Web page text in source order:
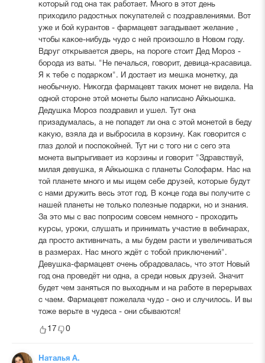
который год она так работает. Много в этот день
приходило радостных покупателей с поздравлениями. Вот
уже и бой курантов - фармацевт загадывает желание ,
чтобы какое-нибудь чудо с ней произошло в Новом году.
Вдруг открывается дверь, на пороге стоит Дед Мороз -
борода из ваты. "Не печалься, говорит, девица-красавица.
Я к тебе с подарком". И достает из мешка монетку, да
необычную. Никогда фармацевт таких монет не видела. На
одной стороне этой монеты было написано Айкьюшка.
Дедушка Мороз поздравил и ушел. Тут она
призадумалась, а не попадет ли она с этой монетой в беду
какую, взяла да и выбросила в корзину. Как говорится с
глаз долой и поспокойней. Тут ни с того ни с сего эта
монета выпрыгивает из корзины и говорит "Здравствуй,
милая девушка, я Айкьюшка с планеты Солофарм. Нас на
той планете много и мы ищем себе друзей, которые будут
с нами дружить весь этот год. В конце года вы получите с
нашей планеты не только полезные подарки, но и знания.
За это мы с вас попросим совсем немного - проходить
курсы, уроки, слушать и принимать участие в вебинарах,
да просто активничать, а мы будем расти и увеличиваться
в размерах. Нас много ждёт с тобой приключений".
Девушка-фармацевт очень обрадовалась, что этот Новый
год она проведёт ни одна, а среди новых друзей. Значит
будет чем заняться по выходным и на работе в перерывах
с чаем. Фармацевт пожелала чудо - оно и случилось. И вы
тоже верьте в чудеса - они сбываются!
17 0
Наталья А.